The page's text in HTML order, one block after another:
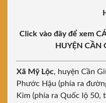
Click vào đây để xem
HUYỆN CẦN
Xã Mỹ Lộc, huyện Cần
Phước Hậu (phía ra
Kim (phía ra Quốc lộ 50,